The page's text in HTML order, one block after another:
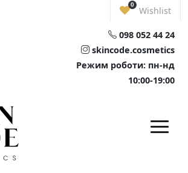
0
Wishlist
098 052 44 24
skincode.cosmetics
Режим роботи: пн-нд
10:00-19:00